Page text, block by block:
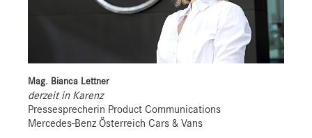
Mag. Bianca Lettner
derzeit in Karenz
Pressesprecherin Product Communications
Mercedes-Benz Österreich Cars & Vans